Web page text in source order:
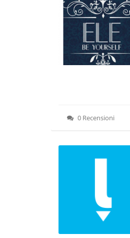
0 Recensioni